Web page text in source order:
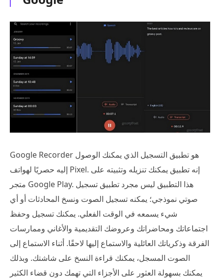
Google Recorder هو تطبيق التسجيل الذي يمكنك الوصول
إليه حصريًا لهواتف Pixel. إنه تطبيق يمكنك تنزيله وتثبيته على
متجر Google Play. هذا التطبيق ليس مجرد تطبيق تسجيل
صوتي نموذجي؛ يمكنه تسجيل الصوت ونسخ المحادثات أو أي
شيء يسمعه في الوقت الفعلي. يمكنك تسجيل وحفظ
اجتماعاتك ومحاضراتك وعروضك التقديمية والأغاني وممارسات
الفرقة وذكرياتك العائلية والاستماع إليها لاحقًا. أثناء الاستماع إلى
الصوت المسجل، يمكنك قراءة النسخ على شاشتك. وبذلك
يمكنك بسهولة العثور على الأجزاء التي تهمك دون قضاء الكثير